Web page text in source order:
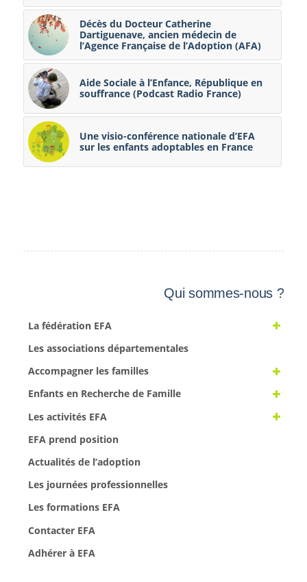
Décès du Docteur Catherine
Dartiguenave, ancien médecin de
l’Agence Française de l’Adoption (AFA)
Aide Sociale à l’Enfance, République en
souffrance (Podcast Radio France)
Une visio-conférence nationale d’EFA
sur les enfants adoptables en France
Qui sommes-nous ?
La fédération EFA
Les associations départementales
Accompagner les familles
Enfants en Recherche de Famille
Les activités EFA
EFA prend position
Actualités de l’adoption
Les journées professionnelles
Les formations EFA
Contacter EFA
Adhérer à EFA